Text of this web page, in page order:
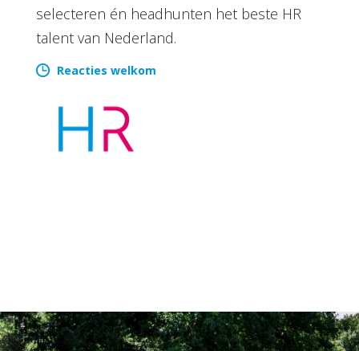
selecteren én headhunten het beste HR
talent van Nederland.
Reacties welkom